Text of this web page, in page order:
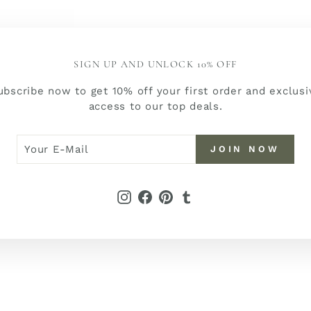
SIGN UP AND UNLOCK 10% OFF
now to get 10% off your first order and
access to our top deals.
JOIN NOW
Instagram
Facebook
Pinterest